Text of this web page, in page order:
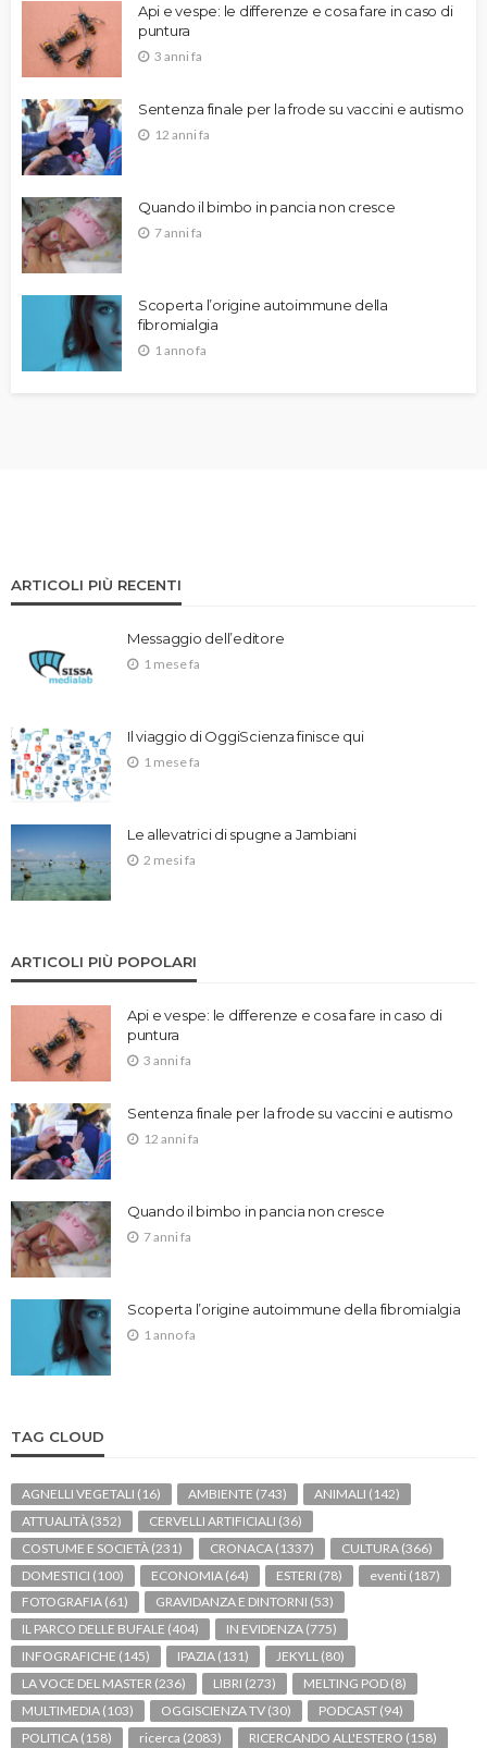
Api e vespe: le differenze e cosa fare in caso di
puntura
3 anni fa
Sentenza finale per la frode su vaccini e autismo
12 anni fa
Quando il bimbo in pancia non cresce
7 anni fa
Scoperta l’origine autoimmune della
fibromialgia
1 anno fa
ARTICOLI PIÙ RECENTI
Messaggio dell’editore
1 mese fa
Il viaggio di OggiScienza finisce qui
1 mese fa
Le allevatrici di spugne a Jambiani
2 mesi fa
ARTICOLI PIÙ POPOLARI
Api e vespe: le differenze e cosa fare in caso di
puntura
3 anni fa
Sentenza finale per la frode su vaccini e autismo
12 anni fa
Quando il bimbo in pancia non cresce
7 anni fa
Scoperta l’origine autoimmune della fibromialgia
1 anno fa
TAG CLOUD
AGNELLI VEGETALI (16) AMBIENTE (743) ANIMALI (142)
ATTUALITÀ (352) CERVELLI ARTIFICIALI (36)
COSTUME E SOCIETÀ (231) CRONACA (1337) CULTURA (366)
DOMESTICI (100) ECONOMIA (64) ESTERI (78) eventi (187)
FOTOGRAFIA (61) GRAVIDANZA E DINTORNI (53)
IL PARCO DELLE BUFALE (404) IN EVIDENZA (775)
INFOGRAFICHE (145) IPAZIA (131) JEKYLL (80)
LA VOCE DEL MASTER (236) LIBRI (273) MELTING POD (8)
MULTIMEDIA (103) OGGISCIENZA TV (30) PODCAST (94)
POLITICA (158) ricerca (2083) RICERCANDO ALL'ESTERO (158)